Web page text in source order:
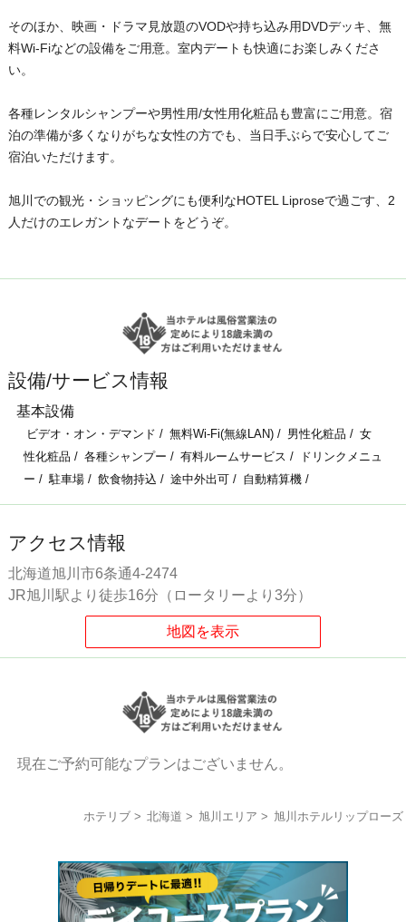
そのほか、映画・ドラマ見放題のVODや持ち込み用DVDデッキ、無
料Wi-Fiなどの設備をご用意。室内デートも快適にお楽しみくださ
い。
各種レンタルシャンプーや男性用/女性用化粧品も豊富にご用意。宿
泊の準備が多くなりがちな女性の方でも、当日手ぶらで安心してご
宿泊いただけます。
旭川での観光・ショッピングにも便利なHOTEL Liproseで過ごす、2
人だけのエレガントなデートをどうぞ。
設備/サービス情報
基本設備
ビデオ・オン・デマンド 無料Wi-Fi(無線LAN) 男性化粧品
女
性化粧品
各種シャンプー 有料ルームサービス
ドリンクメニュ
ー
駐車場 飲食物持込 途中外出可 自動精算機
アクセス情報
北海道旭川市6条通4-2474
JR旭川駅より徒歩16分（ロータリーより3分）
現在ご予約可能なプランはございません。
ホテリブ 北海道 旭川エリア 旭川ホテルリップローズ